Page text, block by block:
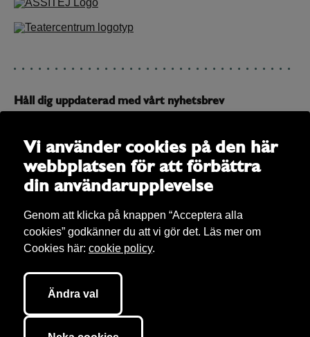
Håll dig uppdaterad med vårt nyhetsbrev
allt som är på gång
E-post
Bibu AB Copyright 2026. Bibu äger rättigheter till allt material på sajten om
inget annat anges. Vi tar hand om
Vi använder cookies på den här
webbplatsen för att förbättra
din användarupplevelse
Genom att klicka på knappen “Acceptera alla
cookies” godkänner du att vi gör det. Läs mer om
Cookies här: cookie policy.
Ändra val